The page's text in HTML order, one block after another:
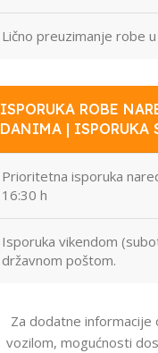
Lično preuzimanje robe
ISPORUKA ROBE
DANIMA | ISPORUKA
Prioritetna isporuka
16:30 h
Isporuka vikendom
državnom poštom.
Za dodatne informacije
vozilom, mogućnosti